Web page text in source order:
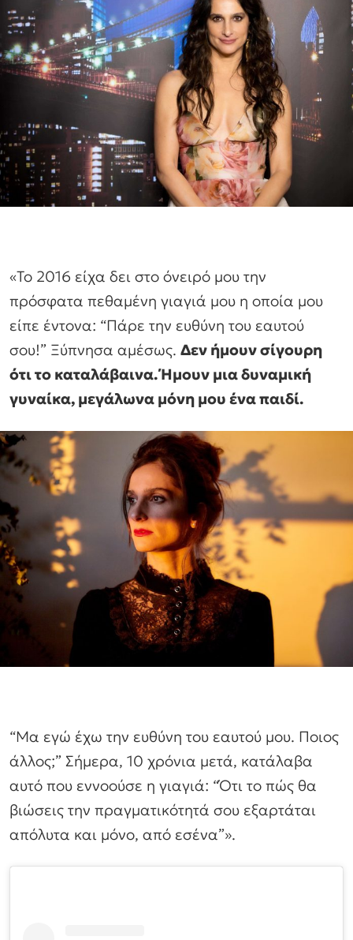
«Το 2016 είχα δει στο όνειρό μου την
πρόσφατα πεθαμένη γιαγιά μου η οποία μου
είπε έντονα: “Πάρε την ευθύνη του εαυτού
σου!” Ξύπνησα αμέσως. Δεν ήμουν σίγουρη
ότι το καταλάβαινα. Ήμουν μια δυναμική
γυναίκα, μεγάλωνα μόνη μου ένα παιδί.
“Μα εγώ έχω την ευθύνη του εαυτού μου. Ποιος
άλλος;” Σήμερα, 10 χρόνια μετά, κατάλαβα
αυτό που εννοούσε η γιαγιά: “Ότι το πώς θα
βιώσεις την πραγματικότητά σου εξαρτάται
απόλυτα και μόνο, από εσένα”».